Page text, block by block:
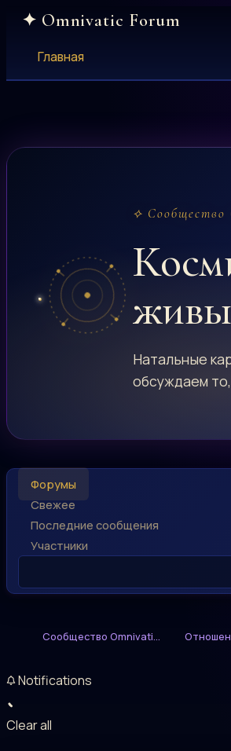
Skip
contentГлавная
⟡
Натальные
обсуждаем
Форумы
Свежее
Последние сообщения
Участники
Сообщество Omnivati...
Notifications
Clear all